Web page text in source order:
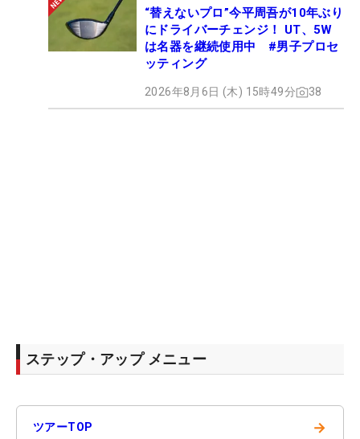
“替えないプロ”今平周吾が10年ぶり
にドライバーチェンジ！ UT、5W
は名器を継続使用中 #男子プロセ
ッティング
2026年8月6日 (木) 15時49分 38
ステップ・アップ メニュー
ツアーTOP →